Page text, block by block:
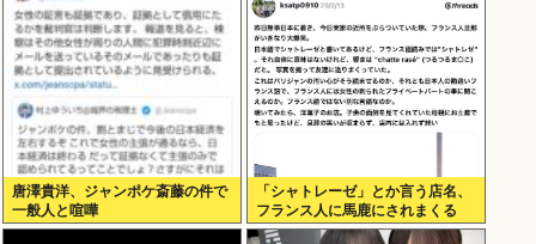
唐澤貴洋、ジャンポケ斎藤の件で
一般人と喧嘩
「シャトレーゼ」とか言う店名、
フランス人に馬鹿にされまくる
www（画像あり）